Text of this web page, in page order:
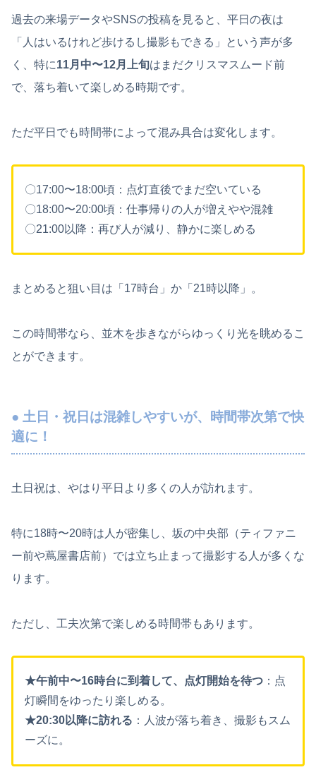
過去の来場データやSNSの投稿を見ると、平日の夜は
「人はいるけれど歩けるし撮影もできる」という声が多
く、特に11月中〜12月上旬はまだクリスマスムード前
で、落ち着いて楽しめる時期です。
ただ平日でも時間帯によって混み具合は変化します。
〇17:00〜18:00頃：点灯直後でまだ空いている
〇18:00〜20:00頃：仕事帰りの人が増えやや混雑
〇21:00以降：再び人が減り、静かに楽しめる
まとめると狙い目は「17時台」か「21時以降」。
この時間帯なら、並木を歩きながらゆっくり光を眺めるこ
とができます。
● 土日・祝日は混雑しやすいが、時間帯次第で快
適に！
土日祝は、やはり平日より多くの人が訪れます。
特に18時〜20時は人が密集し、坂の中央部（ティファニ
ー前や蔦屋書店前）では立ち止まって撮影する人が多くな
ります。
ただし、工夫次第で楽しめる時間帯もあります。
★午前中〜16時台に到着して、点灯開始を待つ ：点
灯瞬間をゆったり楽しめる。
★20:30以降に訪れる ：人波が落ち着き、撮影もスム
ーズに。